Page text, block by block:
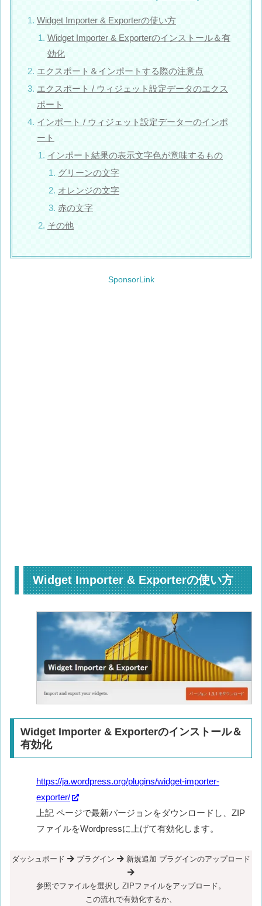
Widget Importer & Exporterの使い方
Widget Importer & Exporterのインストール＆有
効化
エクスポート＆インポートする際の注意点
エクスポート / ウィジェット設定データのエクス
ポート
インポート / ウィジェット設定データーのインポ
ート
インポート結果の表示文字色が意味するもの
グリーンの文字
オレンジの文字
赤の文字
その他
SponsorLink
Widget Importer & Exporterの使い方
Widget Importer & Exporterのインストール＆
有効化
https://ja.wordpress.org/plugins/widget-importer-
exporter/
上記 ページで最新バージョンをダウンロードし、ZIP
ファイルをWordpressに上げて有効化します。
ダッシュボード プラグイン 新規追加 プラグインのアップロード
参照でファイルを選択し ZIPファイルをアップロード。
この流れで有効化するか、